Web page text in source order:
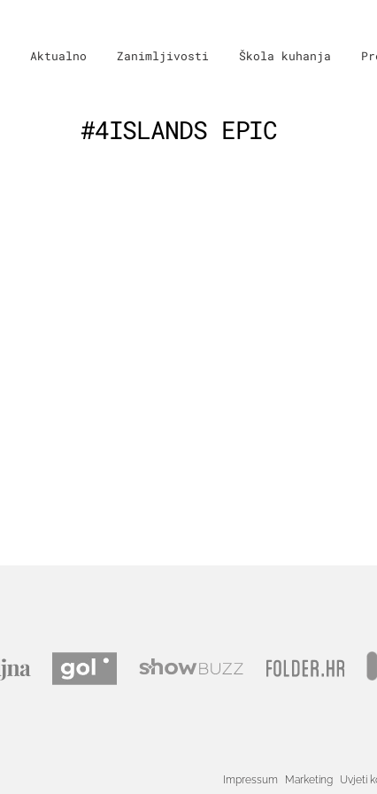
Aktualno Zanimljivosti Škola kuhanja
#4ISLANDS EPIC
Impressum Marketing Uvjeti